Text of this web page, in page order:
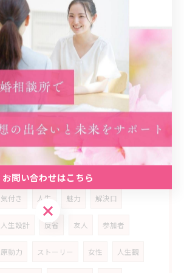
男性目線 オンライン
オンラインお見合い 安心感
フィールドバック 実体験
マッチングアプリ 入会 独身
聞き上手 アイテム 発展
モチベーション
気付き 人生 魅力 解決口
人生設計 反省 友人 参加者
原動力 ストーリー 女性 人生観
お問い合わせはこちら
お問い合わせはこちら